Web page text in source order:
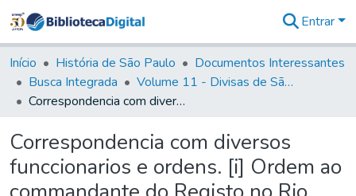
&
Coleções
Tudo na
Biblioteca
Estatísticas
Entrar
Início História de São Paulo
Documentos Interessantes
Busca Integrada
Volume 11 - Divisas de São Paulo e Minas Gerais
Correspondencia com diversos funccionarios e ordens. [i] Ordem ao commandante do Registo no Rio Pardo, 1778
Correspondencia com diversos
funccionarios e ordens. [i] Ordem ao